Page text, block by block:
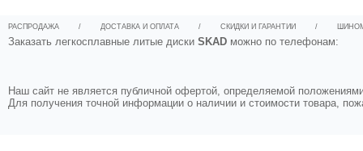
РАСПРОДАЖА / ДОСТАВКА И ОПЛАТА / СКИДКИ И ГАРАНТИИ /
Заказать легкосплавные литые диски SKAD можно по телефонам:
Наш сайт не является публичной офертой, определяемой
Для получения точной информации о наличии и стоимости товара,